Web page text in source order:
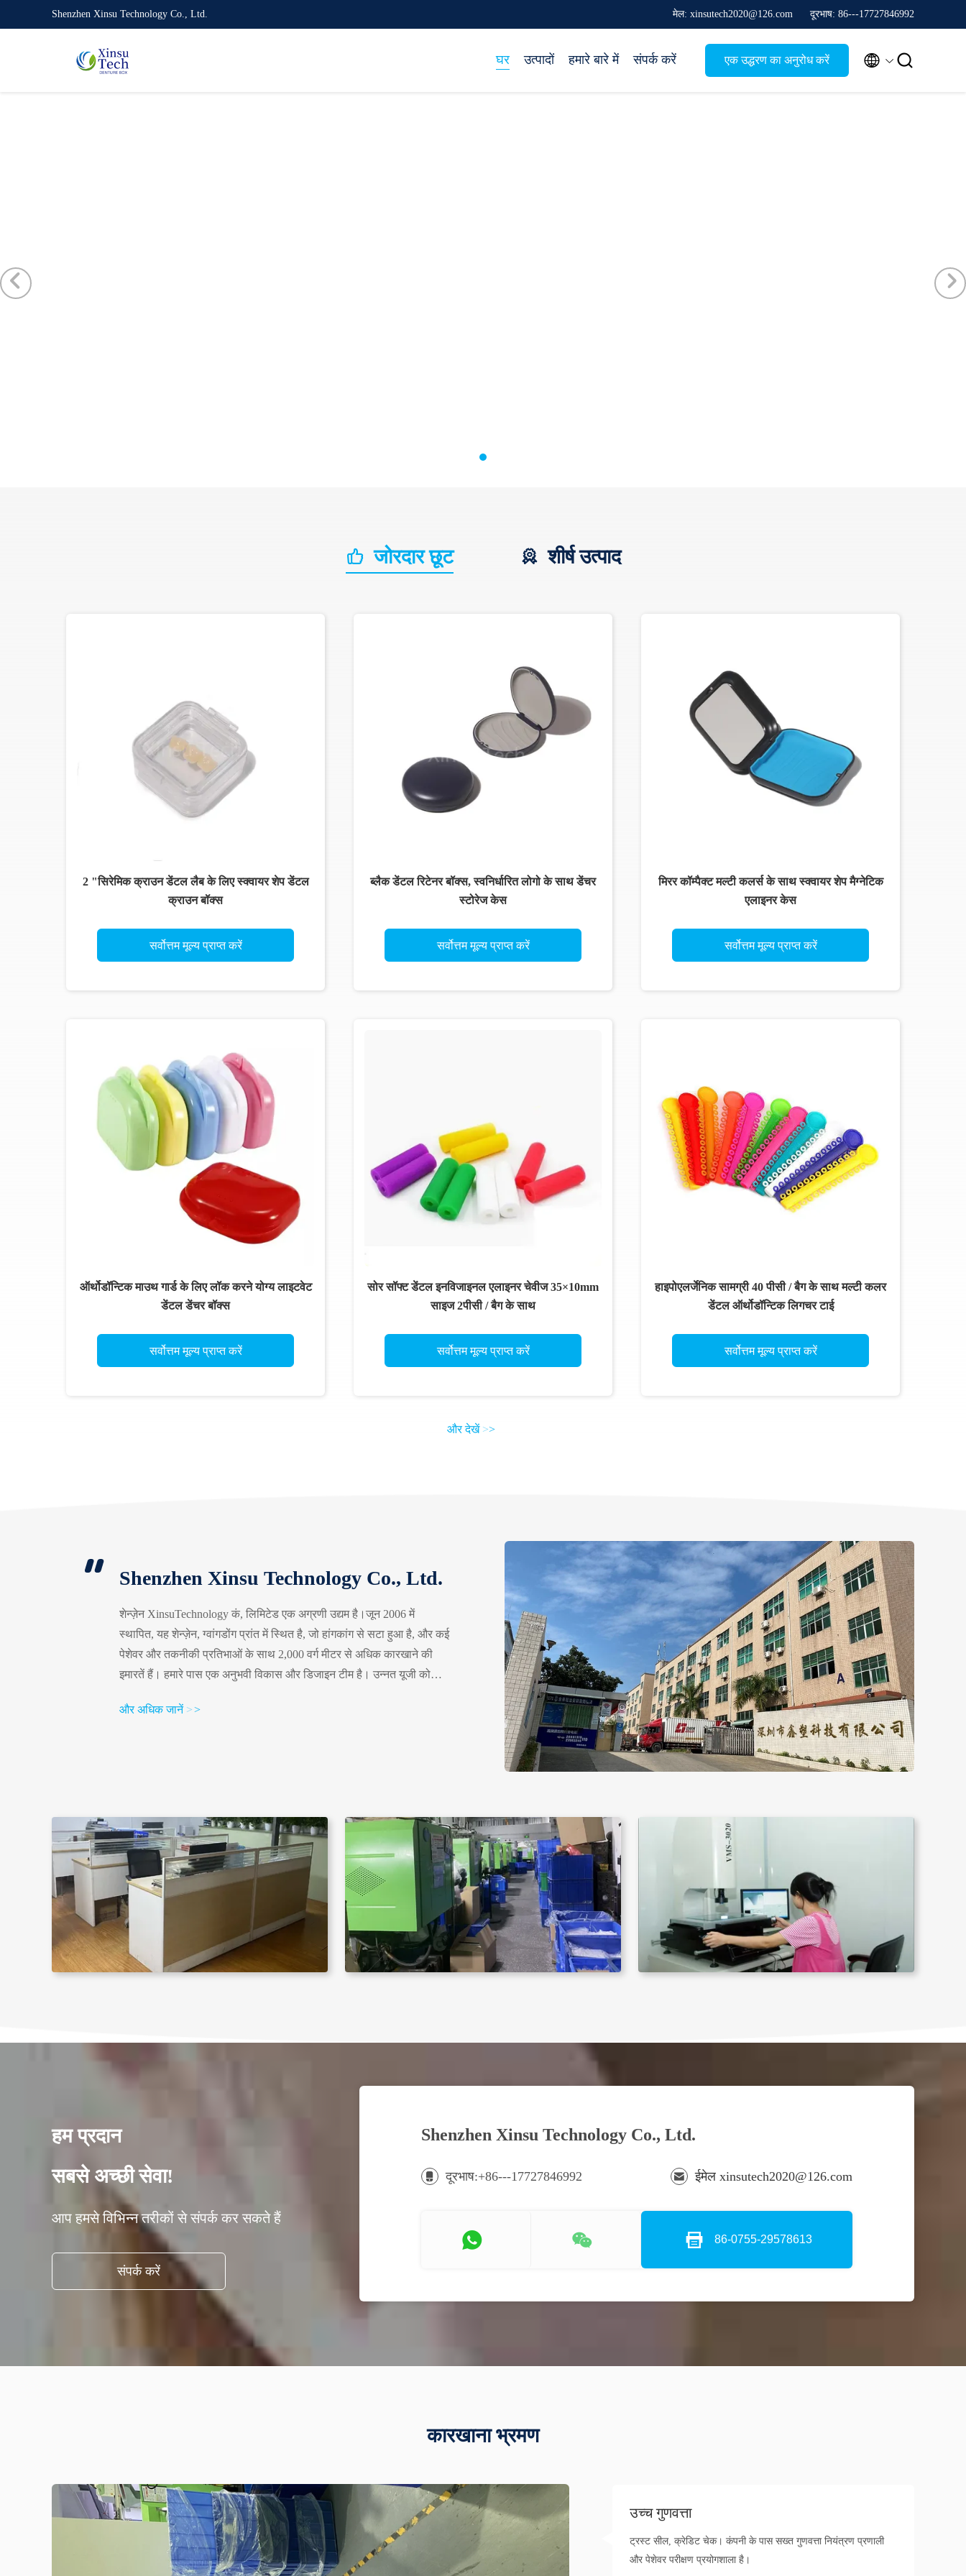
Shenzhen Xinsu Technology Co., Ltd. मेल: xinsutech2020@126.com दूरभाष: 86---17727846992
घर उत्पादों हमारे बारे में संपर्क करें एक उद्धरण का अनुरोध करें  
 
जोरदार छूट शीर्ष उत्पाद
2 "सिरेमिक क्राउन डेंटल लैब के लिए स्क्वायर शेप डेंटल
क्राउन बॉक्स
सर्वोत्तम मूल्य प्राप्त करें
ब्लैक डेंटल रिटेनर बॉक्स, स्वनिर्धारित लोगो के साथ डेंचर
स्टोरेज केस
सर्वोत्तम मूल्य प्राप्त करें
मिरर कॉम्पैक्ट मल्टी कलर्स के साथ स्क्वायर शेप मैग्नेटिक
एलाइनर केस
सर्वोत्तम मूल्य प्राप्त करें
ऑर्थोडॉन्टिक माउथ गार्ड के लिए लॉक करने योग्य लाइटवेट
डेंटल डेंचर बॉक्स
सर्वोत्तम मूल्य प्राप्त करें
सोर सॉफ्ट डेंटल इनविजाइनल एलाइनर चेवीज 35×10mm
साइज 2पीसी / बैग के साथ
सर्वोत्तम मूल्य प्राप्त करें
हाइपोएलर्जेनिक सामग्री 40 पीसी / बैग के साथ मल्टी कलर
डेंटल ऑर्थोडॉन्टिक लिगचर टाई
सर्वोत्तम मूल्य प्राप्त करें
और देखें >>
Shenzhen Xinsu Technology Co., Ltd.
शेन्ज़ेन XinsuTechnology कं, लिमिटेड एक अग्रणी उद्यम है।जून 2006 में
स्थापित, यह शेन्ज़ेन, ग्वांगडोंग प्रांत में स्थित है, जो हांगकांग से सटा हुआ है, और कई
पेशेवर और तकनीकी प्रतिभाओं के साथ 2,000 वर्ग मीटर से अधिक कारखाने की
इमारतें हैं। हमारे पास एक अनुभवी विकास और डिजाइन टीम है। उन्नत यूजी को
लिए उत्पाद डिजाइन की व्यापक अनुवर्ती निगरानी करते हैं। हमारी कंपनी अपनी
और अधिक जानें >>
हम प्रदान
सबसे अच्छी सेवा!
आप हमसे विभिन्न तरीकों से संपर्क कर सकते हैं
संपर्क करें
Shenzhen Xinsu Technology Co., Ltd.
दूरभाष:+86---17727846992 ईमेल xinsutech2020@126.com
86-0755-29578613
कारखाना भ्रमण
उच्च गुणवत्ता
ट्रस्ट सील, क्रेडिट चेक। कंपनी के पास सख्त गुणवत्ता नियंत्रण प्रणाली
और पेशेवर परीक्षण प्रयोगशाला है।